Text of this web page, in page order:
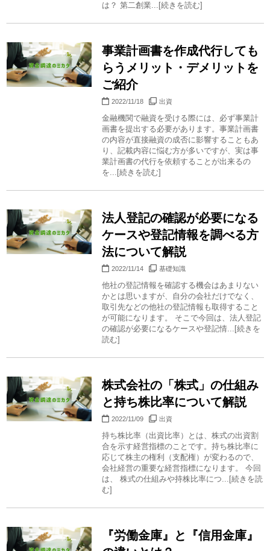
は？ 第二創業...[続きを読む]
事業計画書を作成代行しても
らうメリット・デメリットを
ご紹介
2022/11/18 出資
金融機関で融資を受ける際には、必ず事業計
画書を提出する必要があります。事業計画書
の内容が直接融資の成否に影響することもあ
り、記載内容に悩む方が多いですが、実は事
業計画書の代行を依頼することが出来るの
を...[続きを読む]
法人登記の確認が必要になる
ケースや登記情報を調べる方
法について解説
2022/11/14 基礎知識
他社の登記情報を確認する機会はあまりない
かとは思いますが、自分の会社だけでなく、
取引先などの他社の登記情報も取得すること
が可能になります。 そこで今回は、法人登記
の確認が必要になるケースや登記情...[続きを
読む]
株式会社の「株式」の仕組み
と持ち株比率について解説
2022/11/09 出資
持ち株比率（出資比率）とは、株式の出資割
合を示す経営指標のことです。持ち株比率に
応じて株主の権利（支配権）が変わるので、
会社経営の重要な経営指標になります。 今回
は、 株式の仕組みや持株比率につ...[続きを読
む]
『労働金庫』と『信用金庫』